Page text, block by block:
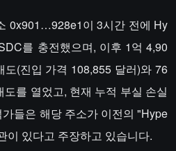
0x901…928e1이 3시간 전에 Hy
를 충전했으며, 이후 1억 4,90
(진입 가격 108,855 달러)와 76
를 열었고, 현재 누적 부실 손실
들은 해당 주소가 이전의 "Hype
이 있다고 주장하고 있습니다.